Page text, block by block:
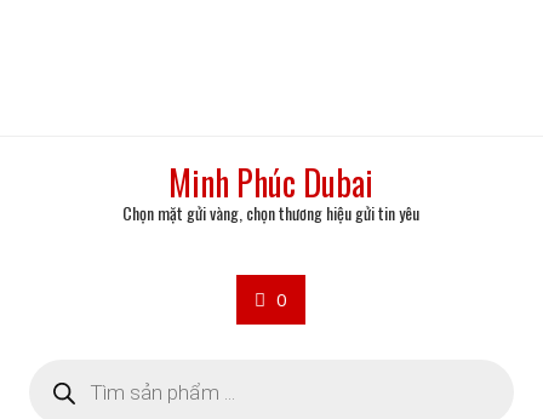
Minh Phúc Dubai
Chọn mặt gửi vàng, chọn thương hiệu gửi tin yêu
0
kiếm
sản